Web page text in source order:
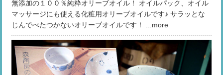
無添加の１００％純粋オリーブオイル！ オイルパック、オイル
マッサージにも使える化粧用オリーブオイルです♪ サラッとな
じんでべたつかないオリーブオイルです！ ...more